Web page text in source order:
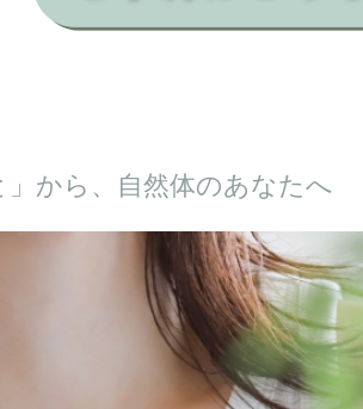
」から、自然体のあなたへ